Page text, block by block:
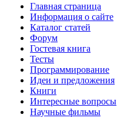
Главная страница
Информация о сайте
Каталог статей
Форум
Гостевая книга
Тесты
Программирование
Идеи и предложения
Книги
Интересные вопросы
Научные фильмы